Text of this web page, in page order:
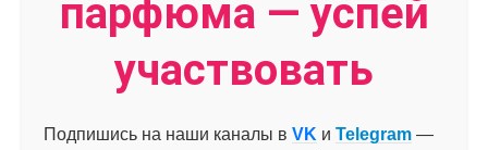
парфюма — успей
участвовать
Подпишись на наши каналы в VK и Telegram —